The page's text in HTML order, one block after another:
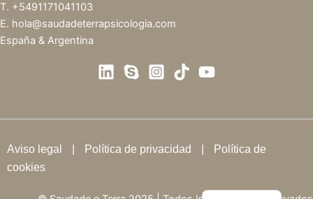
T. +5491171041103
E. hola@saudadeterrapsicologia.com
España & Argentina
Aviso legal Política de privacidad
Política de
cookies